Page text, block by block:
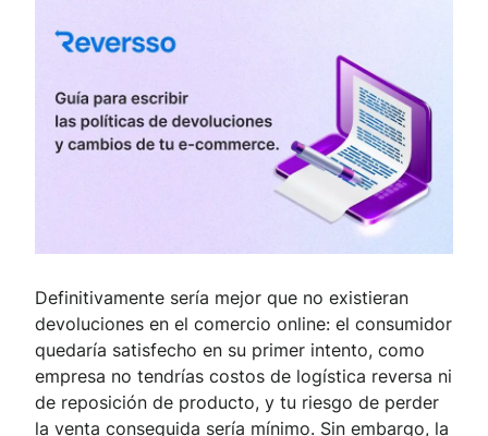
Definitivamente sería mejor que no existieran
devoluciones en el comercio online: el consumidor
quedaría satisfecho en su primer intento, como
empresa no tendrías costos de logística reversa ni
de reposición de producto, y tu riesgo de perder
la venta conseguida sería mínimo. Sin embargo, la